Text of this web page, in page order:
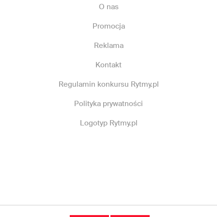
O nas
Promocja
Reklama
Kontakt
Regulamin konkursu Rytmy.pl
Polityka prywatności
Logotyp Rytmy.pl